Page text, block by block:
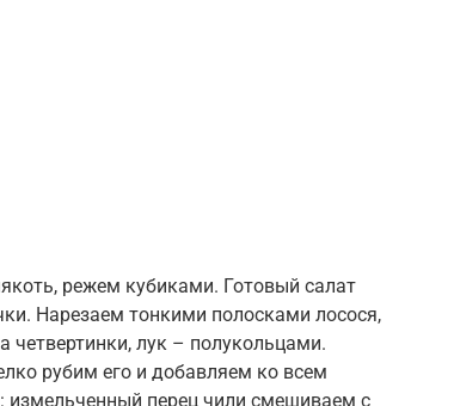
режем кубиками. Готовый салат
Нарезаем тонкими полосками лосося,
четвертинки, лук – полукольцами.
рубим его и добавляем ко всем
перец чили смешиваем с